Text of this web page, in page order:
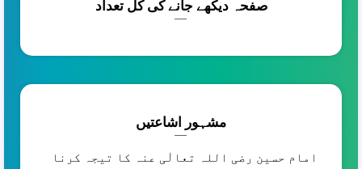
صفحہ دیکھے جانے کی کل تعداد
مشہور اشاعتیں
امام حسین رضی اللہ تعالٰی عنہ کا تیجہ کرنا